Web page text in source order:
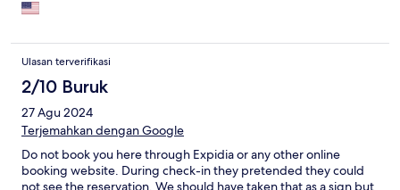
Ulasan terverifikasi
2/10 Buruk
27 Agu 2024
Terjemahkan dengan Google
Do not book you here through Expidia or any other online
booking website. During check-in they pretended they could
not see the reservation. We should have taken that as a sign but